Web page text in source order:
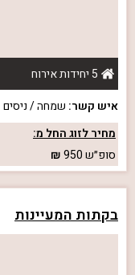
5 יחידות אירוח
איש קשר: שמחה / ניסים
מחיר לזוג החל מ:
סופ״ש950
בקתות המעיינות